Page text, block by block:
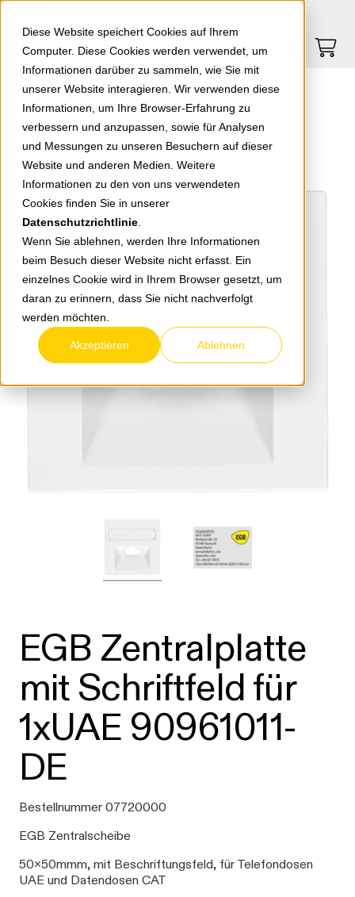
Diese Website speichert Cookies auf Ihrem
Computer. Diese Cookies werden verwendet, um
Informationen darüber zu sammeln, wie Sie mit
unserer Website interagieren. Wir verwenden diese
Informationen, um Ihre Browser-Erfahrung zu
verbessern und anzupassen, sowie für Analysen
und Messungen zu unseren Besuchern auf dieser
Website und anderen Medien. Weitere
Informationen zu den von uns verwendeten
Cookies finden Sie in unserer
Datenschutzrichtlinie
Wenn Sie ablehnen, werden Ihre Informationen
beim Besuch dieser Website nicht erfasst. Ein
einzelnes Cookie wird in Ihrem Browser gesetzt, um
daran zu erinnern, dass Sie nicht nachverfolgt
werden möchten.
Akzeptieren Ablehnen
Springe zu Hauptinhalt Springe zum Footer
0
zurück zur Übersicht
EGB Zentralplatte
mit Schriftfeld für
1xUAE 90961011-
DE
Bestellnummer 07720000
EGB Zentralscheibe
50x50mmm, mit Beschriftungsfeld, für Telefondosen
UAE und Datendosen CAT